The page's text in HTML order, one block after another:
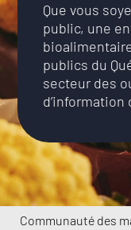
Que vous
public, une
publics du
secteur des
Communauté des